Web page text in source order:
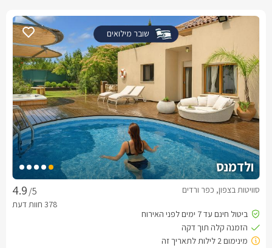
שובר מילואים
ולדמנס
/5 סוויטות בצפון, כפר ורדים